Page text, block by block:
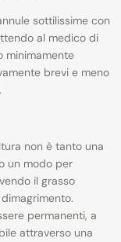
sottilissime con
al medico di
minimamente
brevi e meno
non è tanto una
un modo per
il grasso
permanenti, a
attraverso una